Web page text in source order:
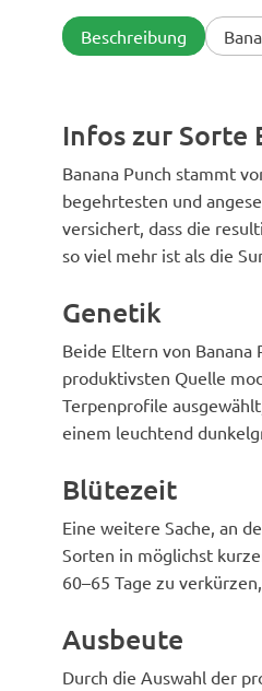
Beschreibung
Infos zur Sorte
Banana Punch stammt
begehrtesten und
versichert, dass die
so viel mehr ist als die
Genetik
Beide Eltern von Banana
produktivsten Quelle
Terpenprofile
einem leuchtend
Blütezeit
Eine weitere Sache, an
Sorten in möglichst
60–65 Tage zu
Ausbeute
Durch die Auswahl der